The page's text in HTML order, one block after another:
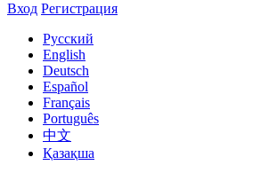
Вход Регистрация
Русский
English
Deutsch
Español
Français
Português
中文
Қазақша